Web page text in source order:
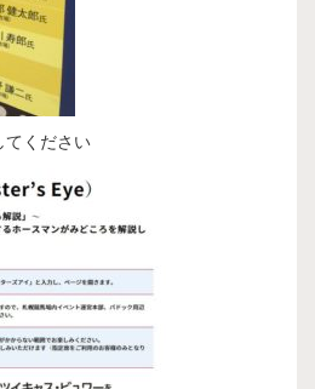
てください